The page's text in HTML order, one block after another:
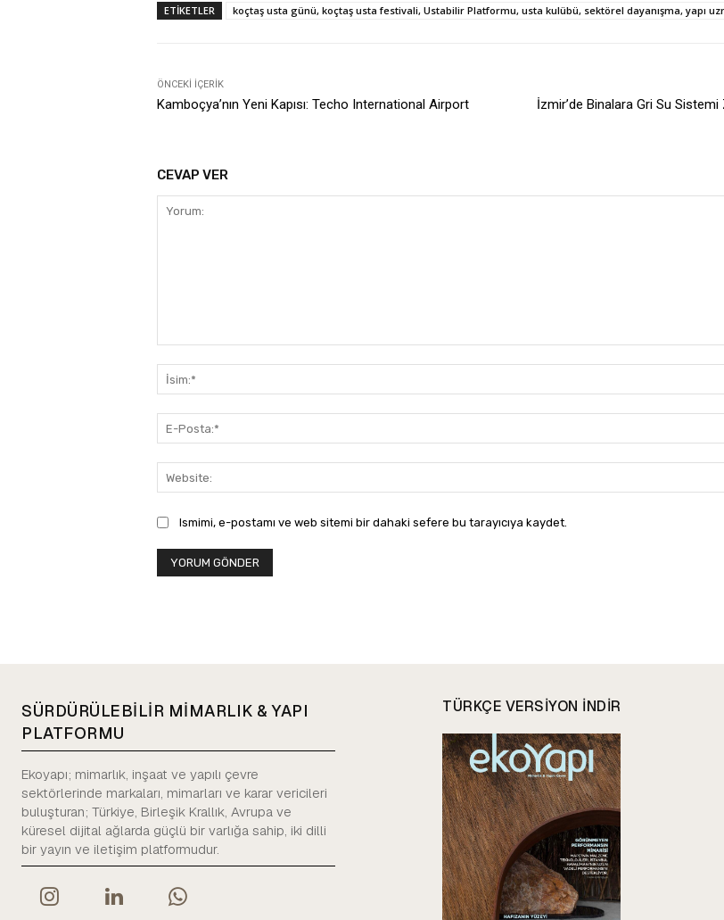
ETIKETLER koçtaş usta günü, koçtaş usta festivali, Ustabilir Platformu, usta kulübü, sektörel dayanışma, yapı
ÖNCEKI İÇERIK
Kamboçya’nın Yeni Kapısı: Techo International Airport İzmir’de Binalara Gri Su
CEVAP VER
Ismimi, e-postamı ve web sitemi bir dahaki sefere bu tarayıcıya kaydet.
SÜRDÜRÜLEBİLİR MİMARLIK & YAPI
PLATFORMU
Ekoyapı; mimarlık, inşaat ve yapılı çevre
sektörlerinde markaları, mimarları ve karar vericileri
buluşturan; Türkiye, Birleşik Krallık, Avrupa ve
küresel dijital ağlarda güçlü bir varlığa sahip, iki dilli
bir yayın ve iletişim platformudur.
TÜRKÇE VERSIYON INDIR